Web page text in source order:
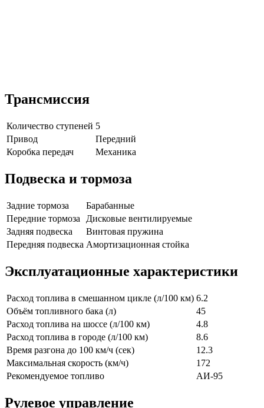
Трансмиссия
Количество ступеней 5
Привод
Передний
Коробка передач
Механика
Подвеска и тормоза
Задние тормоза
Барабанные
Передние тормоза
Дисковые вентилируемые
Задняя подвеска
Винтовая пружина
Передняя подвеска Амортизационная стойка
Эксплуатационные характеристики
Расход топлива в смешанном цикле (л/100 км) 6.2
Объём топливного бака (л)
45
Расход топлива на шоссе (л/100 км)
4.8
Расход топлива в городе (л/100 км)
8.6
Время разгона до 100 км/ч (сек)
12.3
Максимальная скорость (км/ч)
172
Рекомендуемое топливо
АИ-95
Рулевое управление